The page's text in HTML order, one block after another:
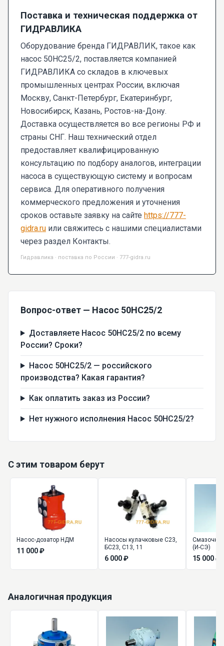
Поставка и техническая поддержка от
ГИДРАВЛИКА
Оборудование бренда ГИДРАВЛИК, такое как
насос 50НС25/2, поставляется компанией
ГИДРАВЛИКА со складов в ключевых
промышленных центрах России, включая
Москву, Санкт-Петербург, Екатеринбург,
Новосибирск, Казань, Ростов-на-Дону.
Доставка осуществляется во все регионы РФ и
страны СНГ. Наш технический отдел
предоставляет квалифицированную
консультацию по подбору аналогов, интеграции
насоса в существующую систему и вопросам
сервиса. Для оперативного получения
коммерческого предложения и уточнения
сроков оставьте заявку на сайте https://777-
gidra.ru или свяжитесь с нашими специалистами
через раздел Контакты.
Гидравлика · поставка по России · 777-gidra.ru
Вопрос-ответ — Насос 50НС25/2
Доставляете Насос 50НС25/2 по всему
России? Сроки?
Насос 50НС25/2 — российского
производства? Какая гарантия?
Как оплатить заказ из России?
Нет нужного исполнения Насос 50НС25/2?
С этим товаром берут
Насос-дозатор НДМ
11 000 ₽
Насосы кулачковые С23,
БС23, С13, 11
6 000 ₽
(И-СЭ)
15 000 ₽
Аналогичная продукция